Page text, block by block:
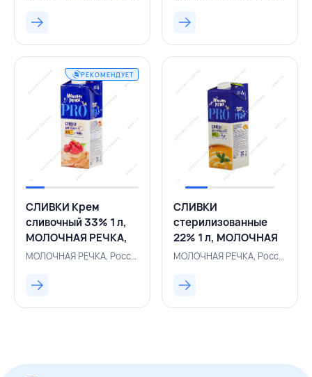
РЕКОМЕНДУЕТ
СЛИВКИ Крем
сливочный 33% 1 л,
МОЛОЧНАЯ РЕЧКА,
РОССИЯ
МОЛОЧНАЯ РЕЧКА, Россия, 132000316
СЛИВКИ
стерилизованные
22% 1 л, МОЛОЧНАЯ
РЕЧКА, РОССИЯ
МОЛОЧНАЯ РЕЧКА, Россия, 132000317